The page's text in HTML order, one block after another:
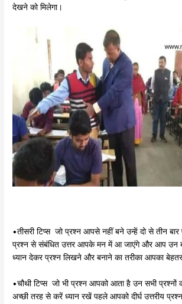
देखने को मिलेगा।
•तीसरी टिप्स जो प्रश्न आपसे नहीं बने उन्हें दो से तीन
प्रश्न से संबंधित उत्तर आपके मन में आ जाएंगे और आप उन
ध्यान देकर प्रश्न लिखने और बनाने का तरीका आपका बेहतर
•चौथी टिप्स जो भी प्रश्न आपको आता है उन सभी प्रश्नों
अच्छी तरह से करें ध्यान रखें पहले आपको दीर्घ उत्तरीय